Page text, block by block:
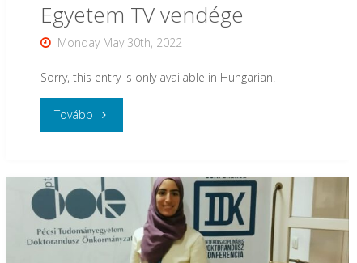
Egyetem TV vendége
Monday May 30th, 2022
Sorry, this entry is only available in Hungarian.
Tovább"
Doktori
hallgatónk,
Jancsovics